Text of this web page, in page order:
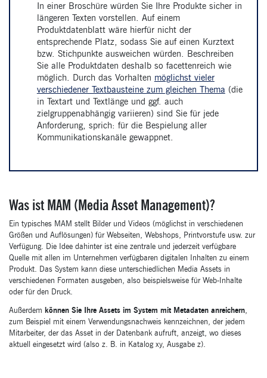
In einer Broschüre würden Sie Ihre Produkte sicher in
längeren Texten vorstellen. Auf einem
Produktdatenblatt wäre hierfür nicht der
entsprechende Platz, sodass Sie auf einen Kurztext
bzw. Stichpunkte ausweichen würden. Beschreiben
Sie alle Produktdaten deshalb so facettenreich wie
möglich. Durch das Vorhalten möglichst vieler
verschiedener Textbausteine zum gleichen Thema (die
in Textart und Textlänge und ggf. auch
zielgruppenabhängig variieren) sind Sie für jede
Anforderung, sprich: für die Bespielung aller
Kommunikationskanäle gewappnet.
Was ist MAM (Media Asset Management)?
Ein typisches MAM stellt Bilder und Videos (möglichst in verschiedenen
Größen und Auflösungen) für Webseiten, Webshops, Printvorstufe usw. zur
Verfügung. Die Idee dahinter ist eine zentrale und jederzeit verfügbare
Quelle mit allen im Unternehmen verfügbaren digitalen Inhalten zu einem
Produkt. Das System kann diese unterschiedlichen Media Assets in
verschiedenen Formaten ausgeben, also beispielsweise für Web-Inhalte
oder für den Druck.
Außerdem können Sie Ihre Assets im System mit Metadaten anreichern,
zum Beispiel mit einem Verwendungsnachweis kennzeichnen, der jedem
Mitarbeiter, der das Asset in der Datenbank aufruft, anzeigt, wo dieses
aktuell eingesetzt wird (also z. B. in Katalog xy, Ausgabe z).